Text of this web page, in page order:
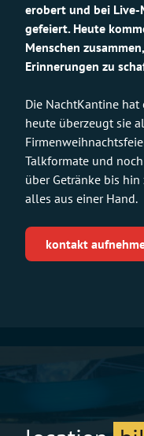
erobert und bei Live-
gefeiert. Heute
Menschen
Erinnerungen zu
Die NachtKantine
heute überzeugt sie
Talkformate und
über Getränke bis
alles aus einer Hand.
kontakt